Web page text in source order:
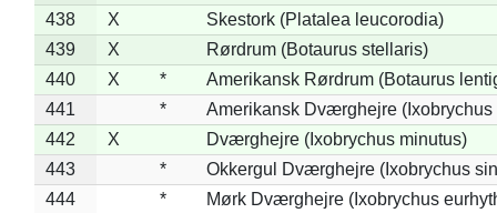
438
X
Skestork (Platalea leucorodia)
439
X
Rørdrum (Botaurus stellaris)
440
X *
Amerikansk Rørdrum (Botaurus
441
*
Amerikansk Dværghejre (Ixobrychus
442
X
Dværghejre (Ixobrychus minutus)
443
*
Okkergul Dværghejre (Ixobrychus
444
*
Mørk Dværghejre (Ixobrychus